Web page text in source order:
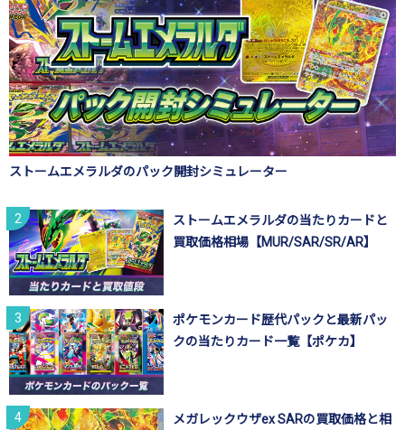
ストームエメラルダのパック開封シミュレーター
ストームエメラルダの当たりカードと
買取価格相場【MUR/SAR/SR/AR】
ポケモンカード歴代パックと最新パッ
クの当たりカード一覧【ポケカ】
メガレックウザex SARの買取価格と相